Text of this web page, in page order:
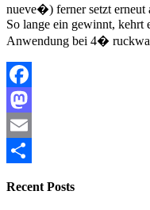
nueve�) ferner setzt erneut
So lange ein gewinnt, kehrt
Anwendung bei 4�
Facebook
Mastodon
Email
Recent Posts